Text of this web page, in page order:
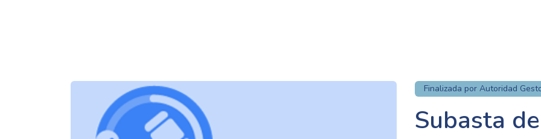
Finalizada por Autoridad
Subasta